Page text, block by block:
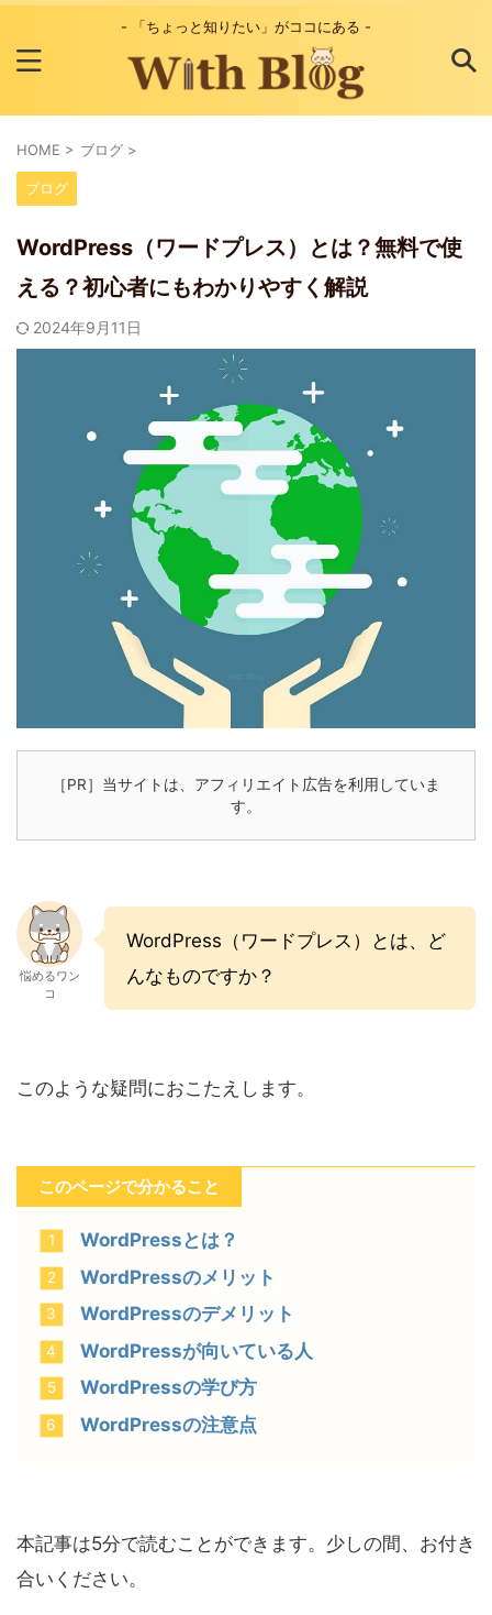
- 「ちょっと知りたい」がココにある -
HOME > ブログ >
ブログ
WordPress（ワードプレス）とは？無料で使
える？初心者にもわかりやすく解説
2024年9月11日
［PR］当サイトは、アフィリエイト広告を利用していま
す。
悩めるワン
コ
WordPress（ワードプレス）とは、ど
んなものですか？
このような疑問におこたえします。
このページで分かること
WordPressとは？
WordPressのメリット
WordPressのデメリット
WordPressが向いている人
WordPressの学び方
WordPressの注意点
本記事は5分で読むことができます。少しの間、お付き
合いください。